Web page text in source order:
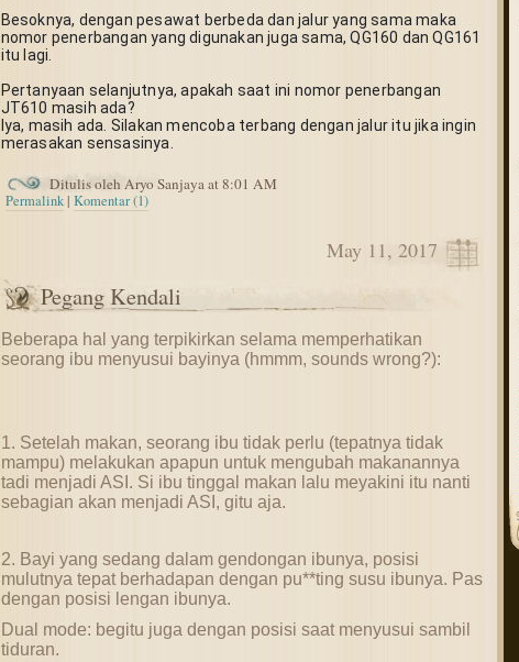
Besoknya, dengan pesawat berbeda dan jalur yang sama maka
nomor penerbangan yang digunakan juga sama, QG160 dan QG161
itu lagi.
Pertanyaan selanjutnya, apakah saat ini nomor penerbangan
JT610 masih ada?
Iya, masih ada. Silakan mencoba terbang dengan jalur itu jika ingin
merasakan sensasinya.
Ditulis oleh Aryo Sanjaya at 8:01 AM
Permalink |Komentar (1)
May 11, 2017
Pegang Kendali
Beberapa hal yang terpikirkan selama memperhatikan
seorang ibu menyusui bayinya (hmmm, sounds wrong?):
1. Setelah makan, seorang ibu tidak perlu (tepatnya tidak
mampu) melakukan apapun untuk mengubah makanannya
tadi menjadi ASI. Si ibu tinggal makan lalu meyakini itu nanti
sebagian akan menjadi ASI, gitu aja.
2. Bayi yang sedang dalam gendongan ibunya, posisi
mulutnya tepat berhadapan dengan pu**ting susu ibunya. Pas
dengan posisi lengan ibunya.
Dual mode: begitu juga dengan posisi saat menyusui sambil
tiduran.